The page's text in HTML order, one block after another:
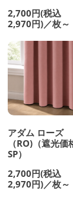
2,700円(税込
2,970円)／枚～
アダム ローズ
（RO)（遮光価
SP）
2,700円(税込
2,970円)／枚～